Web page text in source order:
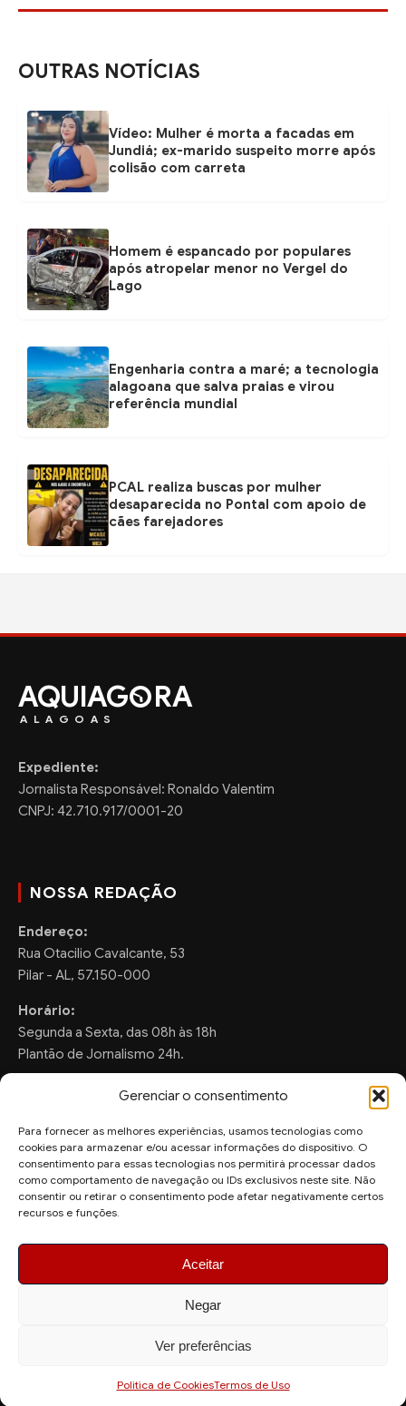
Gerenciar o consentimento
Para fornecer as melhores experiências, usamos tecnologias como
cookies para armazenar e/ou acessar informações do dispositivo. O
consentimento para essas tecnologias nos permitirá processar dados
como comportamento de navegação ou IDs exclusivos neste site. Não
consentir ou retirar o consentimento pode afetar negativamente certos
recursos e funções.
Aceitar
Negar
Ver preferências
Politica de CookiesTermos de Uso
OUTRAS NOTÍCIAS
Vídeo: Mulher é morta a facadas em
Jundiá; ex-marido suspeito morre após
colisão com carreta
Homem é espancado por populares
após atropelar menor no Vergel do
Lago
Engenharia contra a maré; a tecnologia
alagoana que salva praias e virou
referência mundial
PCAL realiza buscas por mulher
desaparecida no Pontal com apoio de
cães farejadores
AQUIAG RA
ALAGOAS
Expediente:
Jornalista Responsável: Ronaldo Valentim
CNPJ: 42.710.917/0001-20
NOSSA REDAÇÃO
Endereço:
Rua Otacilio Cavalcante, 53
Pilar - AL, 57.150-000
Horário:
Segunda a Sexta, das 08h às 18h
Plantão de Jornalismo 24h.
FALE CONOSCO
Sugestões de Pauta:
ronaldo.valentim150@gmail.com
© 2026 AquiAgora - Todos os direitos reservados.